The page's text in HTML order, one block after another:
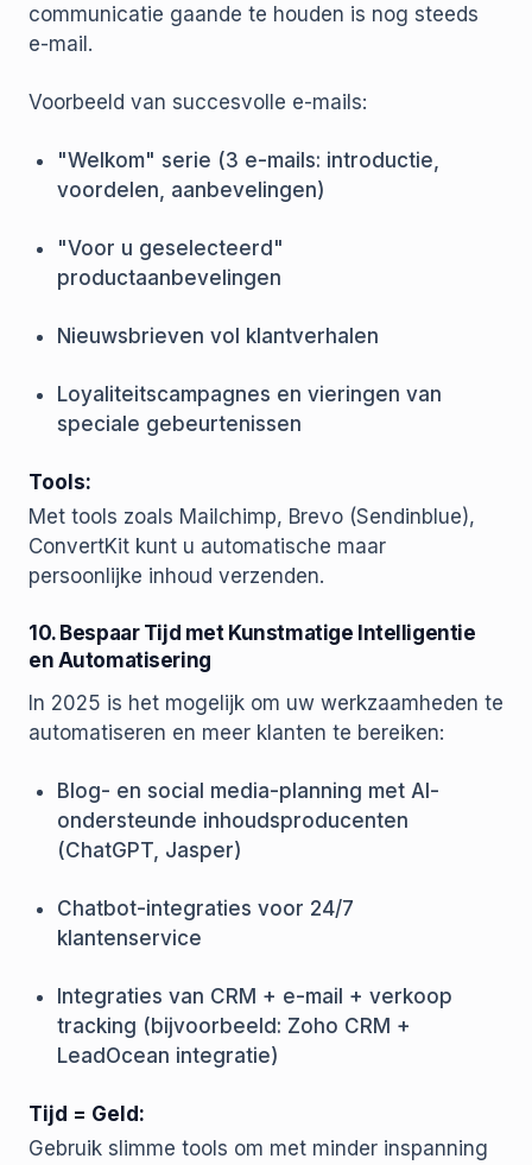
communicatie gaande te houden is nog steeds
e-mail.
Voorbeeld van succesvolle e-mails:
"Welkom" serie (3 e-mails: introductie,
voordelen, aanbevelingen)
"Voor u geselecteerd"
productaanbevelingen
Nieuwsbrieven vol klantverhalen
Loyaliteitscampagnes en vieringen van
speciale gebeurtenissen
Tools:
Met tools zoals Mailchimp, Brevo (Sendinblue),
ConvertKit kunt u automatische maar
persoonlijke inhoud verzenden.
10. Bespaar Tijd met Kunstmatige Intelligentie
en Automatisering
In 2025 is het mogelijk om uw werkzaamheden te
automatiseren en meer klanten te bereiken:
Blog- en social media-planning met AI-
ondersteunde inhoudsproducenten
(ChatGPT, Jasper)
Chatbot-integraties voor 24/7
klantenservice
Integraties van CRM + e-mail + verkoop
tracking (bijvoorbeeld: Zoho CRM +
LeadOcean integratie)
Tijd = Geld:
Gebruik slimme tools om met minder inspanning